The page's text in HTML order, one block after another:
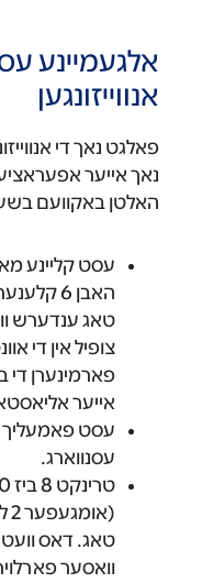
אלגעמיינע
אנווייזונגען
פאלגט נאך די
נאך אייער אפעראציע.
האלטן באקוועם בשעת
עסט קליינע
האבן 6
צופיל אין די
פארמינערן די
אייער
עסט פאמעליך און
עסנווארג.
טאג. דאס וועט
וואסער